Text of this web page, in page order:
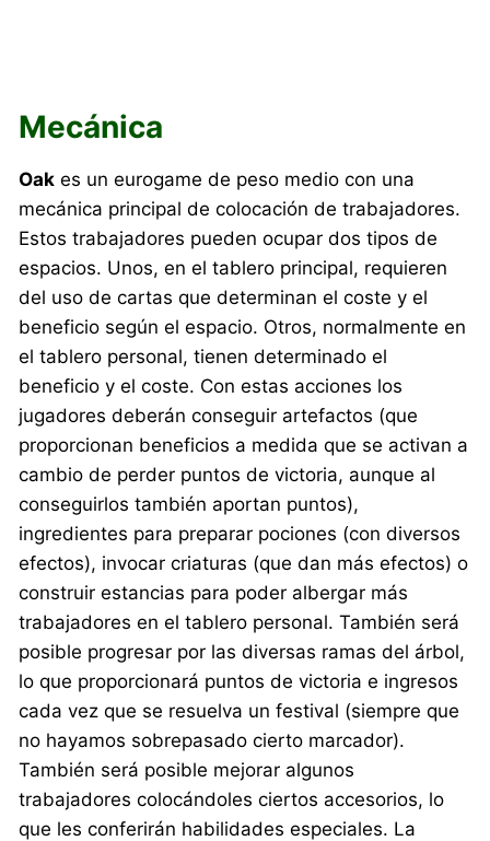
Mecánica
Oak es un eurogame de peso medio con una
mecánica principal de colocación de trabajadores.
Estos trabajadores pueden ocupar dos tipos de
espacios. Unos, en el tablero principal, requieren
del uso de cartas que determinan el coste y el
beneficio según el espacio. Otros, normalmente en
el tablero personal, tienen determinado el
beneficio y el coste. Con estas acciones los
jugadores deberán conseguir artefactos (que
proporcionan beneficios a medida que se activan a
cambio de perder puntos de victoria, aunque al
conseguirlos también aportan puntos),
ingredientes para preparar pociones (con diversos
efectos), invocar criaturas (que dan más efectos) o
construir estancias para poder albergar más
trabajadores en el tablero personal. También será
posible progresar por las diversas ramas del árbol,
lo que proporcionará puntos de victoria e ingresos
cada vez que se resuelva un festival (siempre que
no hayamos sobrepasado cierto marcador).
También será posible mejorar algunos
trabajadores colocándoles ciertos accesorios, lo
que les conferirán habilidades especiales. La